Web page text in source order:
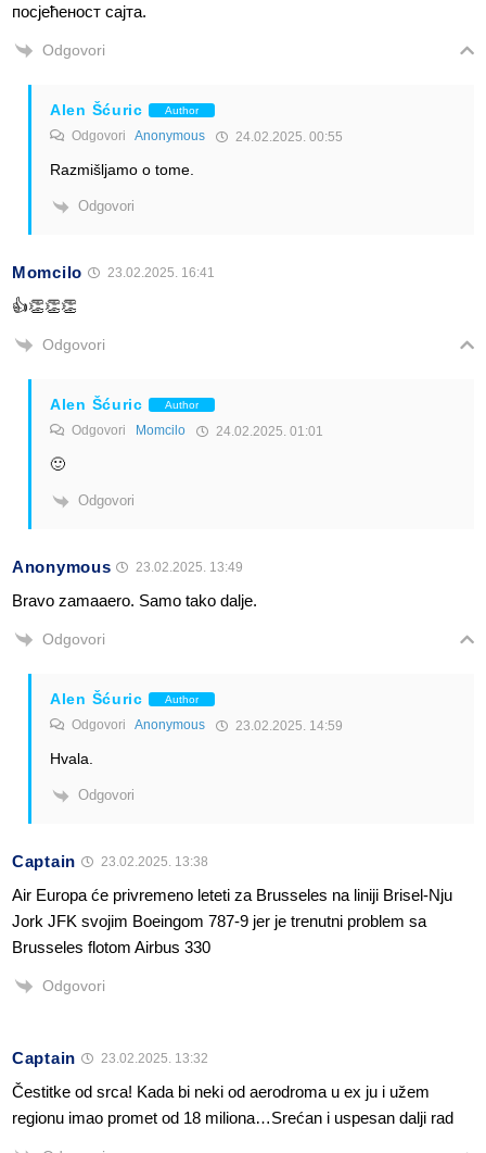
посјећеност сајта.
Odgovori
Alen Šćuric Author
Odgovori Anonymous 24.02.2025. 00:55
Razmišljamo o tome.
Odgovori
Momcilo 23.02.2025. 16:41
👍👏👏👏
Odgovori
Alen Šćuric Author
Odgovori Momcilo 24.02.2025. 01:01
🙂
Odgovori
Anonymous 23.02.2025. 13:49
Bravo zamaaero. Samo tako dalje.
Odgovori
Alen Šćuric Author
Odgovori Anonymous 23.02.2025. 14:59
Hvala.
Odgovori
Captain 23.02.2025. 13:38
Air Europa će privremeno leteti za Brusseles na liniji Brisel-Nju
Jork JFK svojim Boeingom 787-9 jer je trenutni problem sa
Brusseles flotom Airbus 330
Odgovori
Captain 23.02.2025. 13:32
Čestitke od srca! Kada bi neki od aerodroma u ex ju i užem
regionu imao promet od 18 miliona…Srećan i uspesan dalji rad